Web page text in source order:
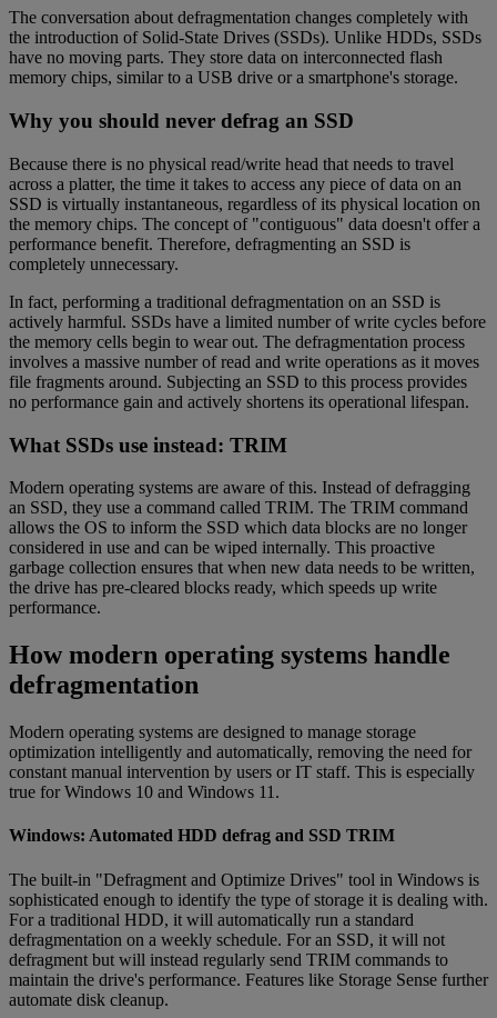
The conversation about defragmentation changes completely with
the introduction of Solid-State Drives (SSDs). Unlike HDDs, SSDs
have no moving parts. They store data on interconnected flash
memory chips, similar to a USB drive or a smartphone's storage.
Why you should never defrag an SSD
Because there is no physical read/write head that needs to travel
across a platter, the time it takes to access any piece of data on an
SSD is virtually instantaneous, regardless of its physical location on
the memory chips. The concept of "contiguous" data doesn't offer a
performance benefit. Therefore, defragmenting an SSD is
completely unnecessary.
In fact, performing a traditional defragmentation on an SSD is
actively harmful. SSDs have a limited number of write cycles before
the memory cells begin to wear out. The defragmentation process
involves a massive number of read and write operations as it moves
file fragments around. Subjecting an SSD to this process provides
no performance gain and actively shortens its operational lifespan.
What SSDs use instead: TRIM
Modern operating systems are aware of this. Instead of defragging
an SSD, they use a command called TRIM. The TRIM command
allows the OS to inform the SSD which data blocks are no longer
considered in use and can be wiped internally. This proactive
garbage collection ensures that when new data needs to be written,
the drive has pre-cleared blocks ready, which speeds up write
performance.
How modern operating systems handle
defragmentation
Modern operating systems are designed to manage storage
optimization intelligently and automatically, removing the need for
constant manual intervention by users or IT staff. This is especially
true for Windows 10 and Windows 11.
Windows: Automated HDD defrag and SSD TRIM
The built-in "Defragment and Optimize Drives" tool in Windows is
sophisticated enough to identify the type of storage it is dealing with.
For a traditional HDD, it will automatically run a standard
defragmentation on a weekly schedule. For an SSD, it will not
defragment but will instead regularly send TRIM commands to
maintain the drive's performance. Features like Storage Sense further
automate disk cleanup.